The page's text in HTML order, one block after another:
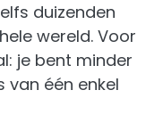
duizenden
wereld. Voor
je bent minder
van één enkel